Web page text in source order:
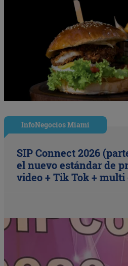
InfoNegocios Miami
SIP Connect 2026
el nuevo estándar de
video + Tik Tok + multi